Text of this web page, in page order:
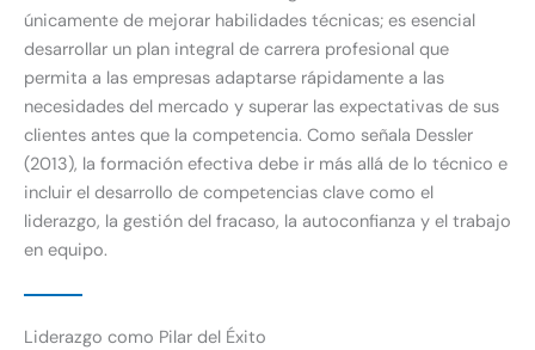
únicamente de mejorar habilidades técnicas; es esencial
desarrollar un plan integral de carrera profesional que
permita a las empresas adaptarse rápidamente a las
necesidades del mercado y superar las expectativas de sus
clientes antes que la competencia. Como señala Dessler
(2013), la formación efectiva debe ir más allá de lo técnico e
incluir el desarrollo de competencias clave como el
liderazgo, la gestión del fracaso, la autoconfianza y el trabajo
en equipo.
Liderazgo como Pilar del Éxito